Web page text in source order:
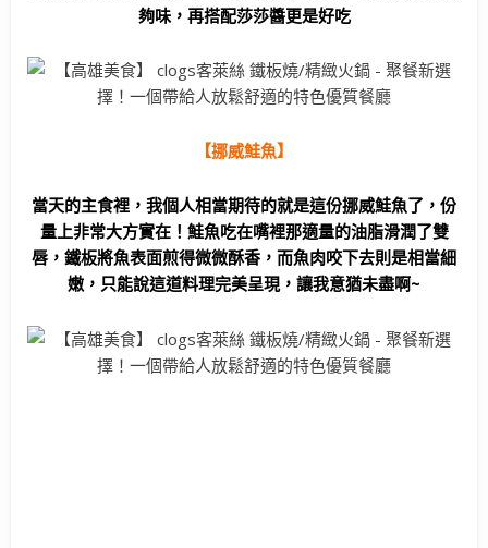
夠味，再搭配莎莎醬更是好吃
【挪威鮭魚】
當天的主食裡，我個人相當期待的就是這份挪威鮭魚了，份
量上非常大方實在！鮭魚吃在嘴裡那適量的油脂滑潤了雙
唇，鐵板將魚表面煎得微微酥香，而魚肉咬下去則是相當細
嫩，只能說這道料理完美呈現，讓我意猶未盡啊~